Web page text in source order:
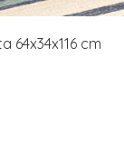
64x34x116 cm